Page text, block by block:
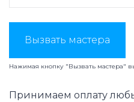
Вызвать мастера
Нажимая кнопку "Вызвать мастера"
Принимаем оплату